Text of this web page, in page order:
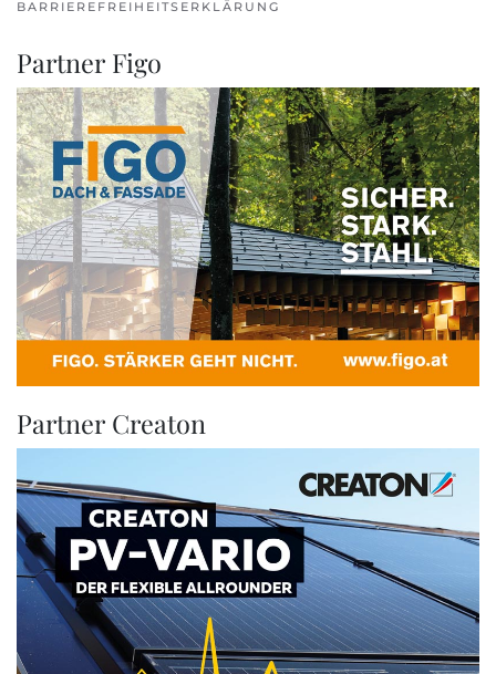
BARRIEREFREIHEITSERKLÄRUNG
Partner Figo
Partner Creaton